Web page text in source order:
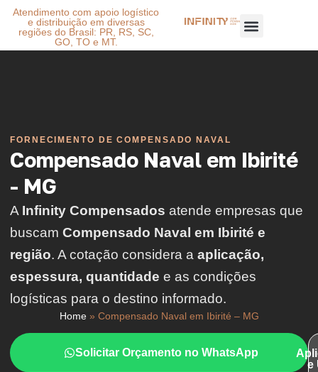
Atendimento com apoio logístico
e distribuição em diversas
regiões do Brasil: PR, RS, SC,
GO, TO e MT.
FORNECIMENTO DE COMPENSADO NAVAL
Compensado Naval em Ibirité
- MG
A Infinity Compensados atende empresas que
buscam Compensado Naval em Ibirité e
região. A cotação considera a aplicação,
espessura, quantidade e as condições
logísticas para o destino informado.
Home» Compensado Naval em Ibirité – MG
Solicitar Orçamento no WhatsApp
e